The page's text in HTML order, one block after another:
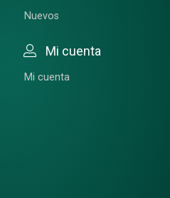
Nuevos
Mi cuenta
Mi cuenta